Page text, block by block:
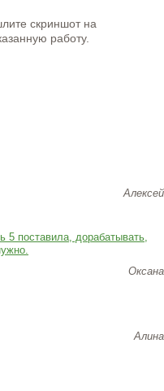
скриншот на
работу.
Алексей
5 поставила, дорабатывать,
Оксана
Алина